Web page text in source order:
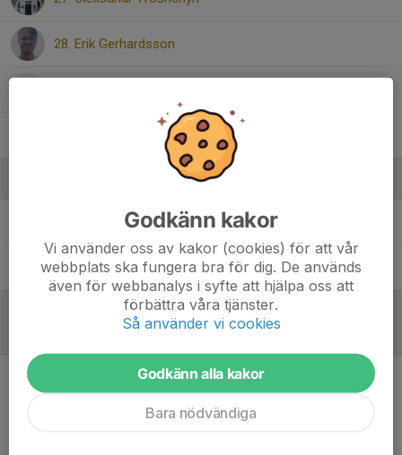
28. Erik Gerhardsson
Oskar Brinkhammar
Ingemar Lien EkelundLedare
Tomas AnderssonAssisterande Tränare
Inget referat skrivet
Godkänn kakor
Vi använder oss av kakor (cookies) för att vår
webbplats ska fungera bra för dig. De används
även för webbanalys i syfte att hjälpa oss att
förbättra våra tjänster.
Så använder vi cookies
Godkänn alla kakor
Bara nödvändiga